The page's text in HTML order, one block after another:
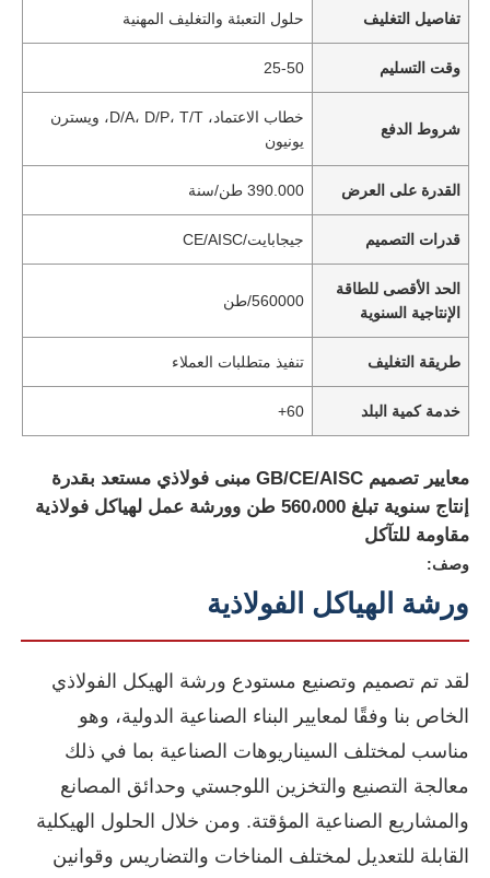
تفاصيل التغليف حلول التعبئة والتغليف المهنية
وقت التسليم 25-50
شروط الدفع
خطاب الاعتماد، D/A، D/P، T/T، ويسترن
يونيون
القدرة على العرض 390.000 طن/سنة
قدرات التصميم جيجابايت/CE/AISC
الحد الأقصى للطاقة
الإنتاجية السنوية
560000/طن
طريقة التغليف تنفيذ متطلبات العملاء
خدمة كمية البلد 60+
معايير تصميم GB/CE/AISC مبنى فولاذي مستعد بقدرة
إنتاج سنوية تبلغ 560،000 طن وورشة عمل لهياكل فولاذية
مقاومة للتآكل
وصف:
ورشة الهياكل الفولاذية
لقد تم تصميم وتصنيع مستودع ورشة الهيكل الفولاذي
الخاص بنا وفقًا لمعايير البناء الصناعية الدولية، وهو
مناسب لمختلف السيناريوهات الصناعية بما في ذلك
معالجة التصنيع والتخزين اللوجستي وحدائق المصانع
والمشاريع الصناعية المؤقتة. ومن خلال الحلول الهيكلية
القابلة للتعديل لمختلف المناخات والتضاريس وقوانين